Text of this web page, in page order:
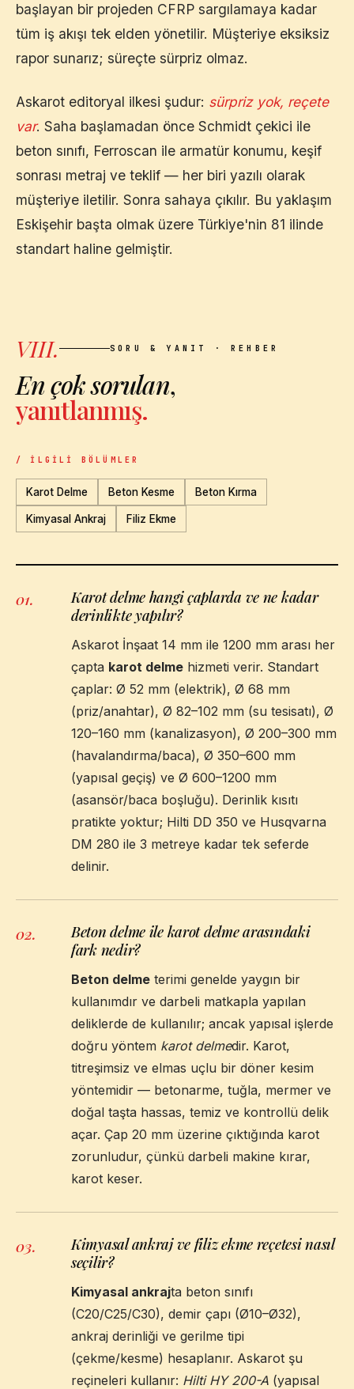
başlayan bir projeden CFRP sargılamaya kadar
tüm iş akışı tek elden yönetilir. Müşteriye eksiksiz
rapor sunarız; süreçte sürpriz olmaz.
Askarot editoryal ilkesi şudur: sürpriz yok, reçete
var. Saha başlamadan önce Schmidt çekici ile
beton sınıfı, Ferroscan ile armatür konumu, keşif
sonrası metraj ve teklif — her biri yazılı olarak
müşteriye iletilir. Sonra sahaya çıkılır. Bu yaklaşım
Eskişehir başta olmak üzere Türkiye'nin 81 ilinde
standart haline gelmiştir.
VIII. SORU & YANIT · REHBER
En çok sorulan,
yanıtlanmış.
/ İLGILI BÖLÜMLER
Karot Delme Beton Kesme Beton Kırma
Kimyasal Ankraj Filiz Ekme
01.
Karot delme hangi çaplarda ve ne kadar
derinlikte yapılır?
Askarot İnşaat 14 mm ile 1200 mm arası her
çapta karot delme hizmeti verir. Standart
çaplar: Ø 52 mm (elektrik), Ø 68 mm
(priz/anahtar), Ø 82–102 mm (su tesisatı), Ø
120–160 mm (kanalizasyon), Ø 200–300 mm
(havalandırma/baca), Ø 350–600 mm
(yapısal geçiş) ve Ø 600–1200 mm
(asansör/baca boşluğu). Derinlik kısıtı
pratikte yoktur; Hilti DD 350 ve Husqvarna
DM 280 ile 3 metreye kadar tek seferde
delinir.
02.
Beton delme ile karot delme arasındaki
fark nedir?
Beton delme terimi genelde yaygın bir
kullanımdır ve darbeli matkapla yapılan
deliklerde de kullanılır; ancak yapısal işlerde
doğru yöntem karot delmedir. Karot,
titreşimsiz ve elmas uçlu bir döner kesim
yöntemidir — betonarme, tuğla, mermer ve
doğal taşta hassas, temiz ve kontrollü delik
açar. Çap 20 mm üzerine çıktığında karot
zorunludur, çünkü darbeli makine kırar,
karot keser.
03.
Kimyasal ankraj ve filiz ekme reçetesi nasıl
seçilir?
Kimyasal ankrajta beton sınıfı
(C20/C25/C30), demir çapı (Ø10–Ø32),
ankraj derinliği ve gerilme tipi
(çekme/kesme) hesaplanır. Askarot şu
reçineleri kullanır: Hilti HY 200-A (yapısal